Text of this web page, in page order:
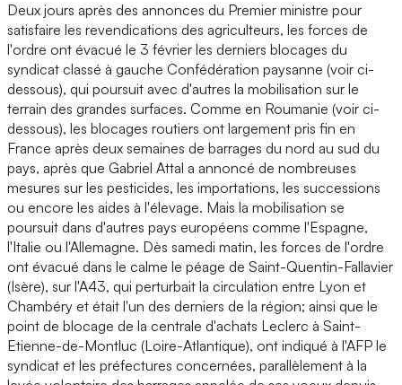
Deux jours après des annonces du Premier ministre pour
satisfaire les revendications des agriculteurs, les forces de
l'ordre ont évacué le 3 février les derniers blocages du
syndicat classé à gauche Confédération paysanne (voir ci-
dessous), qui poursuit avec d'autres la mobilisation sur le
terrain des grandes surfaces. Comme en Roumanie (voir ci-
dessous), les blocages routiers ont largement pris fin en
France après deux semaines de barrages du nord au sud du
pays, après que Gabriel Attal a annoncé de nombreuses
mesures sur les pesticides, les importations, les successions
ou encore les aides à l'élevage. Mais la mobilisation se
poursuit dans d'autres pays européens comme l'Espagne,
l'Italie ou l'Allemagne. Dès samedi matin, les forces de l'ordre
ont évacué dans le calme le péage de Saint-Quentin-Fallavier
(Isère), sur l'A43, qui perturbait la circulation entre Lyon et
Chambéry et était l'un des derniers de la région; ainsi que le
point de blocage de la centrale d'achats Leclerc à Saint-
Etienne-de-Montluc (Loire-Atlantique), ont indiqué à l'AFP le
syndicat et les préfectures concernées, parallèlement à la